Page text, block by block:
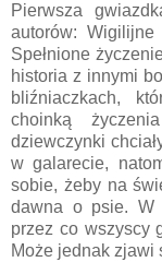
Pierwsza
autorów:
Spełnione
historia z innymi
bliźniaczkach,
choinką
dziewczynki
w galarecie,
sobie, żeby na
dawna o psie. W
przez co wszyscy
Może jednak zjawi